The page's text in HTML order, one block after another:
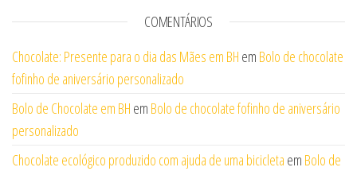
COMENTÁRIOS
Chocolate: Presente para o dia das Mães em BH em Bolo de chocolate
fofinho de aniversário personalizado
Bolo de Chocolate em BH em Bolo de chocolate fofinho de aniversário
personalizado
Chocolate ecológico produzido com ajuda de uma bicicleta em Bolo de